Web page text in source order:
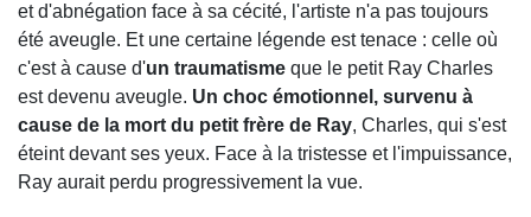
et d'abnégation face à sa cécité, l'artiste n'a pas toujours
été aveugle. Et une certaine légende est tenace : celle où
c'est à cause d'un traumatisme que le petit Ray Charles
est devenu aveugle. Un choc émotionnel, survenu à
cause de la mort du petit frère de Ray, Charles, qui s'est
éteint devant ses yeux. Face à la tristesse et l'impuissance,
Ray aurait perdu progressivement la vue.